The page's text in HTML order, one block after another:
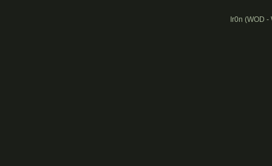
Ir0n (WOD